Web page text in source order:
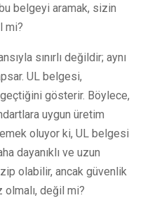
belgeyi aramak, sizin
mi?
sınırlı değildir; aynı
UL belgesi,
gösterir. Böylece,
uygun üretim
oluyor ki, UL belgesi
dayanıklı ve uzun
olabilir, ancak güvenlik
değil mi?